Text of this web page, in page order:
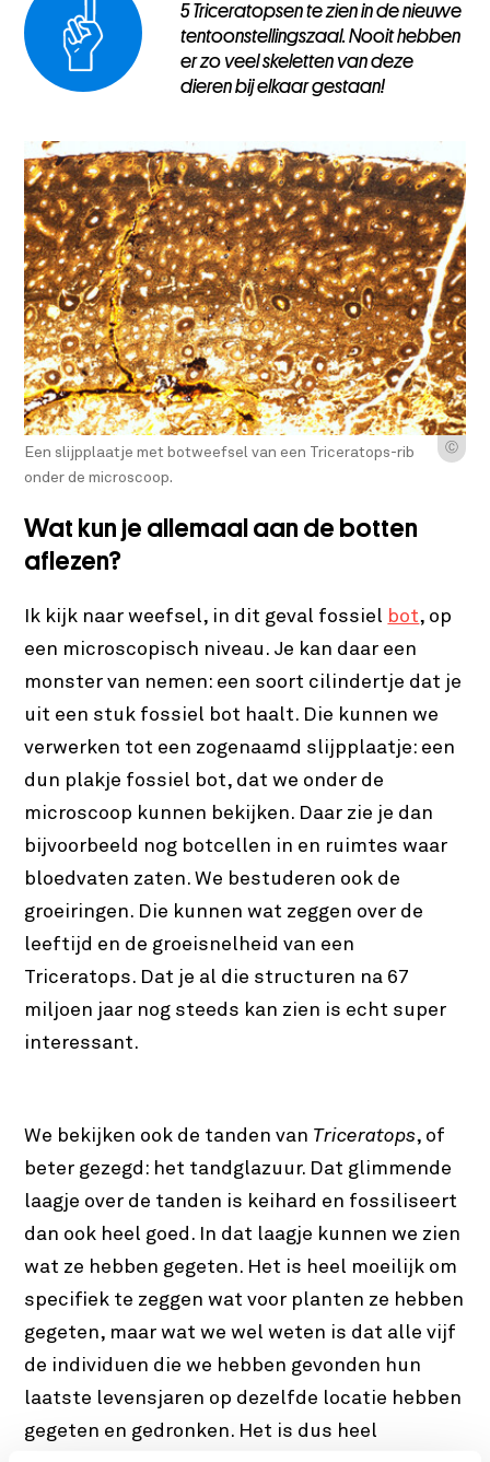
5 Triceratopsen te zien in de nieuwe
tentoonstellingszaal. Nooit hebben
er zo veel skeletten van deze
dieren bij elkaar gestaan!
Ⓒ
Een slijpplaatje met botweefsel van een Triceratops-rib
onder de microscoop.
Wat kun je allemaal aan de botten
aflezen?
Ik kijk naar weefsel, in dit geval fossiel bot, op
een microscopisch niveau. Je kan daar een
monster van nemen: een soort cilindertje dat je
uit een stuk fossiel bot haalt. Die kunnen we
verwerken tot een zogenaamd slijpplaatje: een
dun plakje fossiel bot, dat we onder de
microscoop kunnen bekijken. Daar zie je dan
bijvoorbeeld nog botcellen in en ruimtes waar
bloedvaten zaten. We bestuderen ook de
groeiringen. Die kunnen wat zeggen over de
leeftijd en de groeisnelheid van een
Triceratops. Dat je al die structuren na 67
miljoen jaar nog steeds kan zien is echt super
interessant.
We bekijken ook de tanden van Triceratops, of
beter gezegd: het tandglazuur. Dat glimmende
laagje over de tanden is keihard en fossiliseert
dan ook heel goed. In dat laagje kunnen we zien
wat ze hebben gegeten. Het is heel moeilijk om
specifiek te zeggen wat voor planten ze hebben
gegeten, maar wat we wel weten is dat alle vijf
de individuen die we hebben gevonden hun
laatste levensjaren op dezelfde locatie hebben
gegeten en gedronken. Het is dus heel